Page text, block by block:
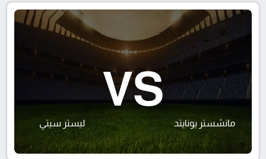
مانشستر يونايتد
VS
ليستر سيتي